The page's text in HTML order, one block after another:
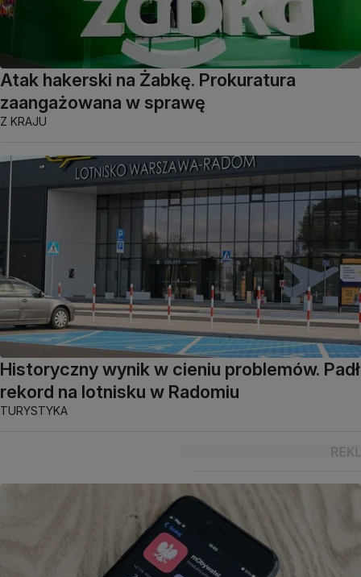
Atak hakerski na Żabkę. Prokuratura
zaangażowana w sprawę
Z KRAJU
Historyczny wynik w cieniu problemów. Padł
rekord na lotnisku w Radomiu
TURYSTYKA